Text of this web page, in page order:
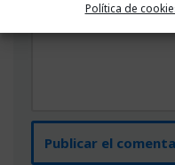
Política de